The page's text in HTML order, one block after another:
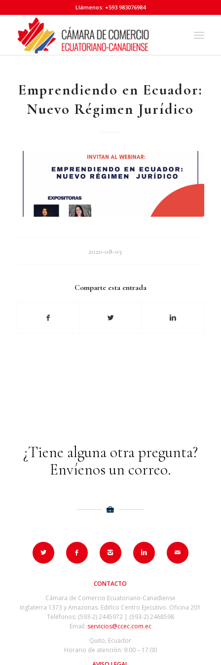
Llámenos: +593 983076984
Emprendiendo en Ecuador:
Nuevo Régimen Jurídico
2020-08-03
/
Comparte esta entrada
¿Tiene alguna otra pregunta?
Envíenos un correo.
CONTACTO
Cámara de Comercio Ecuatoriano-Canadiense
Inglaterra 1373 y Amazonas. Edifico Centro Ejecutivo. Oficina 201
Teléfonos: (593-2) 2445972 | (593-2) 2468598
Email: servicios@ccec.com.ec
Quito, Ecuador
Horario de atención: 9:00 – 17:00